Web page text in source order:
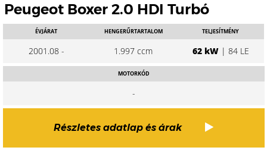
Peugeot Boxer 2.0 HDI Turbó
ÉVJÁRAT
2001.08 -
HENGERŰRTARTALOM
1.997 ccm
TELJESÍTMÉNY
62 kW| 84 LE
MOTORKÓD
-
Részletes adatlap és árak